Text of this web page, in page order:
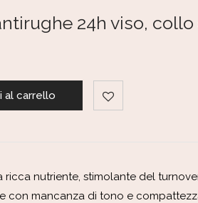
24h viso,
al carrello
ricca nutriente, stimolante del
con mancanza di tono e